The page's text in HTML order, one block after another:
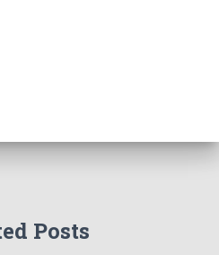
Posts